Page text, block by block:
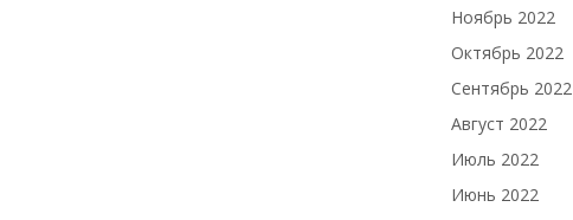
Ноябрь 2022
Октябрь 2022
Сентябрь 2022
Август 2022
Июль 2022
Июнь 2022